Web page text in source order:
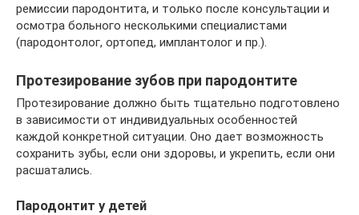
ремиссии пародонтита, и только после консультации и
осмотра больного несколькими специалистами
(пародонтолог, ортопед, имплантолог и пр.).
Протезирование зубов при пародонтите
Протезирование должно быть тщательно подготовлено
в зависимости от индивидуальных особенностей
каждой конкретной ситуации. Оно дает возможность
сохранить зубы, если они здоровы, и укрепить, если они
расшатались.
Пародонтит у детей